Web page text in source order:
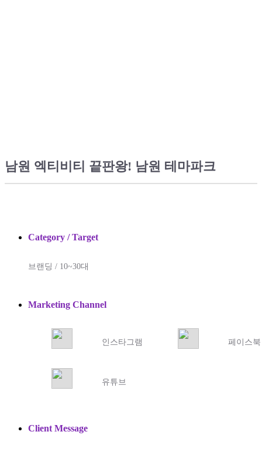
남원 엑티비티 끝판왕! 남원 테마파크
Category / Target
브랜딩 / 10~30대
Marketing Channel
인스타그램 페이스북
유튜브
Client Message